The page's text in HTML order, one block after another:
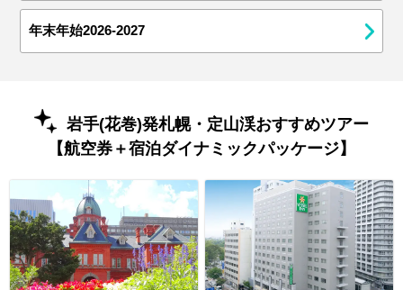
年末年始2026-2027
岩手(花巻)発札幌・定山渓おすすめツアー
【航空券＋宿泊ダイナミックパッケージ】